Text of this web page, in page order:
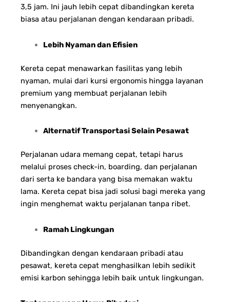
3,5 jam. Ini jauh lebih cepat dibandingkan kereta
biasa atau perjalanan dengan kendaraan pribadi.
Lebih Nyaman dan Efisien
Kereta cepat menawarkan fasilitas yang lebih
nyaman, mulai dari kursi ergonomis hingga layanan
premium yang membuat perjalanan lebih
menyenangkan.
Alternatif Transportasi Selain Pesawat
Perjalanan udara memang cepat, tetapi harus
melalui proses check-in, boarding, dan perjalanan
dari serta ke bandara yang bisa memakan waktu
lama. Kereta cepat bisa jadi solusi bagi mereka yang
ingin menghemat waktu perjalanan tanpa ribet.
Ramah Lingkungan
Dibandingkan dengan kendaraan pribadi atau
pesawat, kereta cepat menghasilkan lebih sedikit
emisi karbon sehingga lebih baik untuk lingkungan.